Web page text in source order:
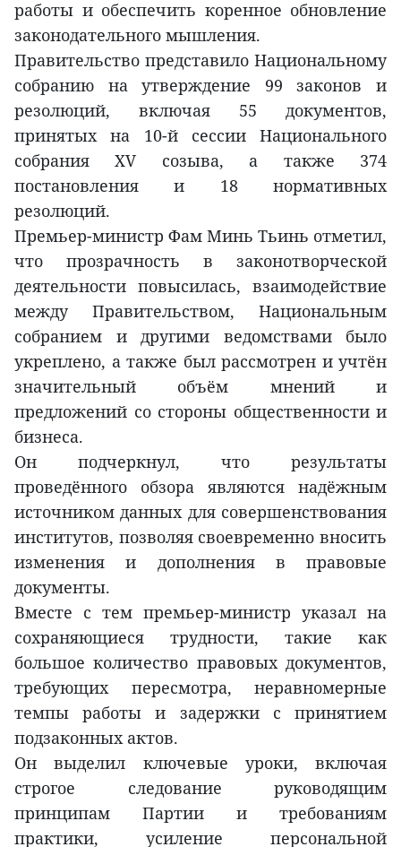
работы и обеспечить коренное обновление
законодательного мышления.
Правительство представило Национальному
собранию на утверждение 99 законов и
резолюций, включая 55 документов,
принятых на 10-й сессии Национального
собрания XV созыва, а также 374
постановления и 18 нормативных
резолюций.
Премьер-министр Фам Минь Тьинь отметил,
что прозрачность в законотворческой
деятельности повысилась, взаимодействие
между Правительством, Национальным
собранием и другими ведомствами было
укреплено, а также был рассмотрен и учтён
значительный объём мнений и
предложений со стороны общественности и
бизнеса.
Он подчеркнул, что результаты
проведённого обзора являются надёжным
источником данных для совершенствования
институтов, позволяя своевременно вносить
изменения и дополнения в правовые
документы.
Вместе с тем премьер-министр указал на
сохраняющиеся трудности, такие как
большое количество правовых документов,
требующих пересмотра, неравномерные
темпы работы и задержки с принятием
подзаконных актов.
Он выделил ключевые уроки, включая
строгое следование руководящим
принципам Партии и требованиям
практики, усиление персональной